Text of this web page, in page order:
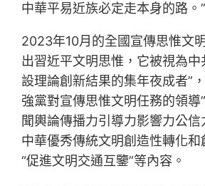
中華平易近族必定走本身的路。
2023年10月的全國宣傳思惟文
出習近平文明思惟，它被視為中
設理論創新結果的集年夜成者”
強黨對宣傳思惟文明任務的領導
聞輿論傳播力引導力影響力公信
中華優秀傳統文明創造性轉化和
“促進文明交通互鑒”等內容。